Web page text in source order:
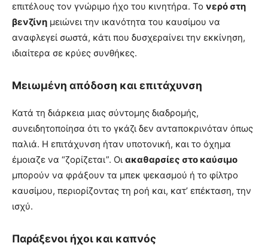
επιτέλους τον γνώριμο ήχο του κινητήρα. Το νερό στη
βενζίνη μειώνει την ικανότητα του καυσίμου να
αναφλεγεί σωστά, κάτι που δυσχεραίνει την εκκίνηση,
ιδιαίτερα σε κρύες συνθήκες.
Μειωμένη απόδοση και επιτάχυνση
Κατά τη διάρκεια μιας σύντομης διαδρομής,
συνειδητοποίησα ότι το γκάζι δεν ανταποκρινόταν όπως
παλιά. Η επιτάχυνση ήταν υποτονική, και το όχημα
έμοιαζε να “ζορίζεται”. Οι ακαθαρσίες στο καύσιμο
μπορούν να φράξουν τα μπεκ ψεκασμού ή το φίλτρο
καυσίμου, περιορίζοντας τη ροή και, κατ’ επέκταση, την
ισχύ.
Παράξενοι ήχοι και καπνός